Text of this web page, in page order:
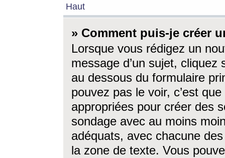
Haut
» Comment puis-je créer
Lorsque vous rédigez un
message d’un sujet, cliquez
au dessous du formulaire
pouvez pas le voir, c’est
appropriées pour créer des
sondage avec au moins
adéquats, avec chacune
la zone de texte. Vous